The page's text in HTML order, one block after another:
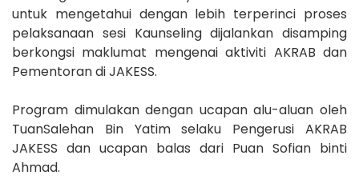
untuk mengetahui dengan lebih terperinci proses
pelaksanaan sesi Kaunseling dijalankan disamping
berkongsi maklumat mengenai aktiviti AKRAB dan
Pementoran di JAKESS.
Program dimulakan dengan ucapan alu-aluan oleh
TuanSalehan Bin Yatim selaku Pengerusi AKRAB
JAKESS dan ucapan balas dari Puan Sofian binti
Ahmad.